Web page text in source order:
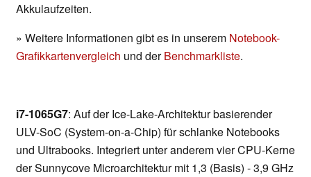
Akkulaufzeiten.
» Weitere Informationen gibt es in unserem Notebook-
Grafikkartenvergleich und derBenchmarkliste.
i7-1065G7: Auf der Ice-Lake-Architektur basierender
ULV-SoC (System-on-a-Chip) für schlanke Notebooks
und Ultrabooks. Integriert unter anderem vier CPU-Kerne
der Sunnycove Microarchitektur mit 1,3 (Basis) - 3,9 GHz